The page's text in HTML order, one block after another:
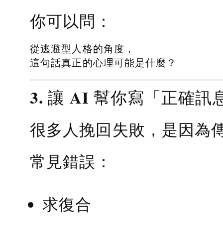
你可以問：
從逃避型人格的角度，
這句話真正的心理可能是什麼？
3. 讓 AI 幫你寫「正確訊
很多人挽回失敗，是因為
常見錯誤：
求復合